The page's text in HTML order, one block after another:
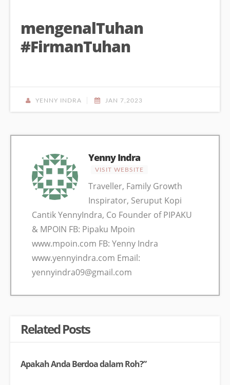
mengenalTuhan
#FirmanTuhan
YENNY INDRA JAN 7,2023
Yenny Indra
VISIT WEBSITE
Traveller, Family Growth
Inspirator, Seruput Kopi
Cantik YennyIndra, Co Founder of PIPAKU
& MPOIN FB: Pipaku Mpoin
www.mpoin.com FB: Yenny Indra
www.yennyindra.com Email:
yennyindra09@gmail.com
Related Posts
Apakah Anda Berdoa dalam Roh?”